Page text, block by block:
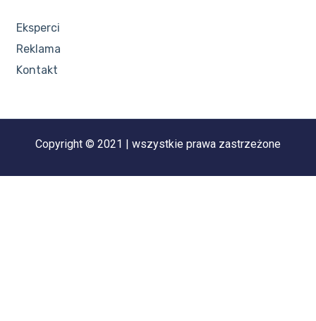
Eksperci
Reklama
Kontakt
Copyright © 2021 | wszystkie prawa zastrzeżone